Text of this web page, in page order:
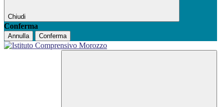
Chiudi
Conferma
Annulla Conferma